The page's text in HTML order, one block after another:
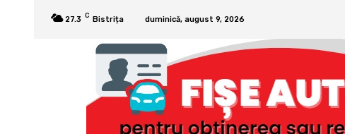
27.3 C Bistrița duminică, august 9, 2026